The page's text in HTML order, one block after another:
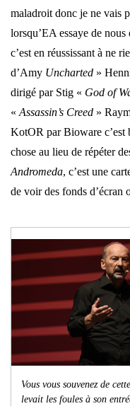
maladroit donc je ne vais
lorsqu’EA essaye de
c’est en réussissant à ne
d’Amy Uncharted »
dirigé par Stig « God of
« Assassin’s Creed »
KotOR par Bioware c’est
chose au lieu de répéter
Andromeda, c’est une
de voir des fonds
Vous vous souvenez de
levait les foules à son